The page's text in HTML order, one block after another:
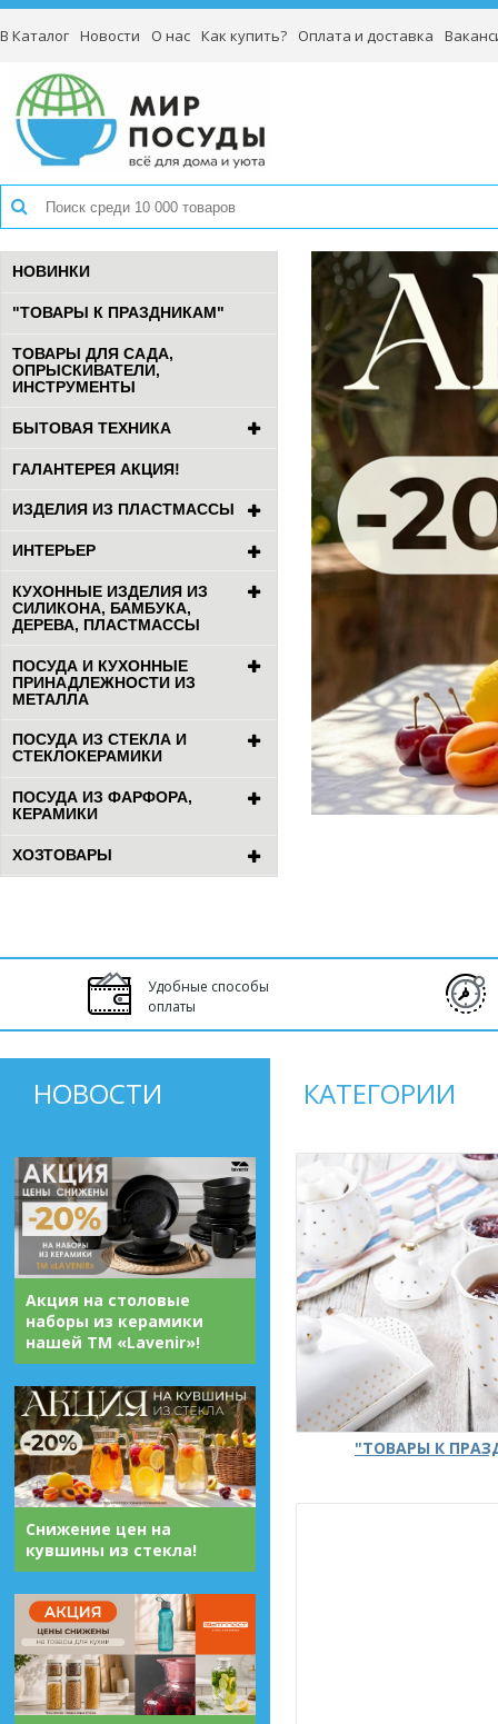
В Каталог Новости О нас Как купить? Оплата и доставка
НОВИНКИ
"ТОВАРЫ К ПРАЗДНИКАМ"
ТОВАРЫ ДЛЯ САДА,
ОПРЫСКИВАТЕЛИ,
ИНСТРУМЕНТЫ
БЫТОВАЯ ТЕХНИКА
ГАЛАНТЕРЕЯ АКЦИЯ!
ИЗДЕЛИЯ ИЗ ПЛАСТМАССЫ
ИНТЕРЬЕР
КУХОННЫЕ ИЗДЕЛИЯ ИЗ
СИЛИКОНА, БАМБУКА,
ДЕРЕВА, ПЛАСТМАССЫ
ПОСУДА И КУХОННЫЕ
ПРИНАДЛЕЖНОСТИ ИЗ
МЕТАЛЛА
ПОСУДА ИЗ СТЕКЛА И
СТЕКЛОКЕРАМИКИ
ПОСУДА ИЗ ФАРФОРА,
КЕРАМИКИ
ХОЗТОВАРЫ
Удобные способы
оплаты
НОВОСТИ
Акция на столовые
наборы из керамики
нашей ТМ «Lavenir»!
Снижение цен на
кувшины из стекла!
КАТЕГОРИИ
"ТОВАРЫ К